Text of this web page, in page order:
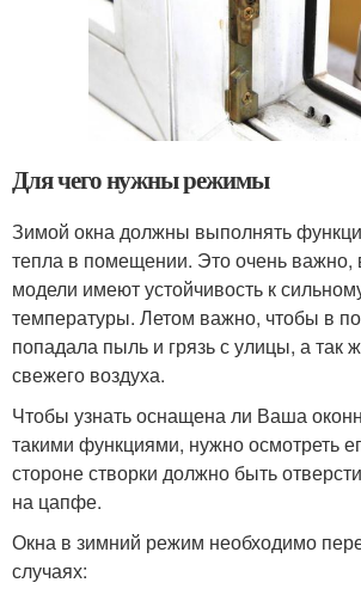
Для чего нужны режимы
Зимой окна должны выполнять
тепла в помещении. Это очень важно,
модели имеют устойчивость к
температуры. Летом важно, чтобы в
попадала пыль и грязь с улицы, а так
свежего воздуха.
Чтобы узнать оснащена ли Ваша
такими функциями, нужно осмотреть
стороне створки должно быть
на цапфе.
Окна в зимний режим необходимо
случаях: